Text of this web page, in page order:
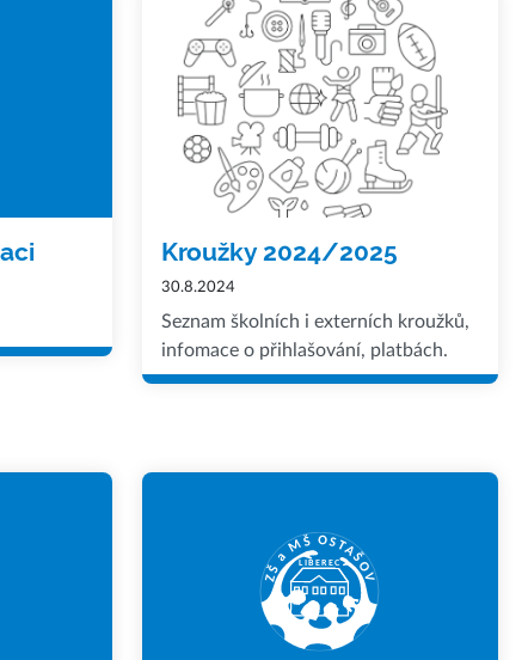
Kroužky 2024/2025
30.8.2024
Seznam školních i externích kroužků,
infomace o přihlašování, platbách.